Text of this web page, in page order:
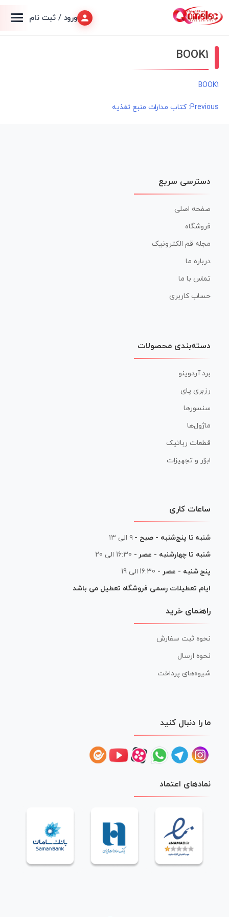
ورود / ثبت نام
BOOK1
BOOK1
راهبری
Previous: کتاب مدارات منبع تغذیه
دسترسی سریع
صفحه اصلی
فروشگاه
مجله قم الکترونیک
درباره ما
تماس با ما
حساب کاربری
دسته‌بندی محصولات
برد آردوینو
رزبری پای
سنسورها
ماژول‌ها
قطعات رباتیک
ابزار و تجهیزات
ساعات کاری
شنبه تا پنج‌شنبه - صبح - ۹ الی ۱۳
شنبه تا چهارشنبه - عصر - 16:30 الی 20
پنج شنبه - عصر - 16:30 الی 19
ایام تعطیلات رسمی فروشگاه تعطیل می باشد
راهنمای خرید
نحوه ثبت سفارش
نحوه ارسال
شیوه‌های پرداخت
ما را دنبال کنید
نمادهای اعتماد